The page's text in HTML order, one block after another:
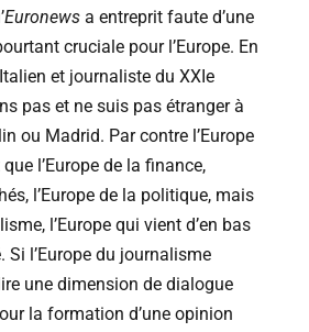
Euronews a entreprit faute d’une
cruciale pour l’Europe. En
et journaliste du XXIe
pas et ne suis pas étranger à
ou Madrid. Par contre l’Europe
que l’Europe de la finance,
l’Europe de la politique, mais
l’Europe qui vient d’en bas
Si l’Europe du journalisme
une dimension de dialogue
la formation d’une opinion